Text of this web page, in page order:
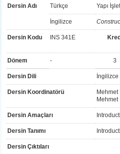
Dersin Adı Türkçe Yapı
İngilizce
Dersin Kodu INS 341E
Dönem - 3
Dersin Dili İngilizce
Dersin Koordinatörü
Mehmet
Mehmet
Dersin Amaçları
Dersin Tanımı
Dersin Çıktıları